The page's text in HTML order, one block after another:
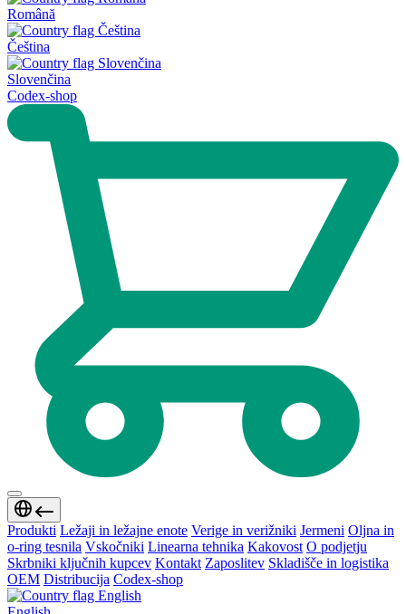
Română
Čeština
Slovenčina
Codex-shop
Produkti Ležaji in ležajne enote Verige in verižniki Jermeni Oljna in
o-ring tesnila Vskočniki Linearna tehnika Kakovost O podjetju
Skrbniki ključnih kupcev Kontakt Zaposlitev Skladišče in logistika
OEM Distribucija Codex-shop